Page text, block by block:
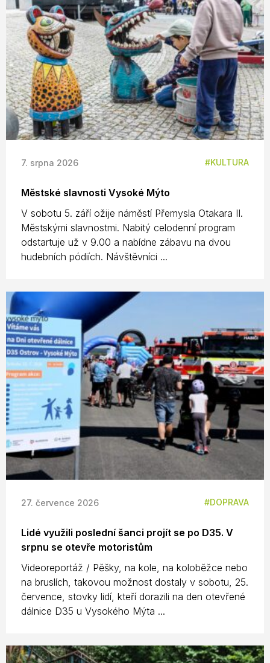
7. srpna 2026 KULTURA
Městské slavnosti Vysoké Mýto
V sobotu 5. září ožije náměstí Přemysla Otakara II.
Městskými slavnostmi. Nabitý celodenní program
odstartuje už v 9.00 a nabídne zábavu na dvou
hudebních pódiích. Návštěvníci ...
27. července 2026 DOPRAVA
Lidé využili poslední šanci projít se po D35. V
srpnu se otevře motoristům
Videoreportáž / Pěšky, na kole, na koloběžce nebo
na bruslích, takovou možnost dostaly v sobotu, 25.
července, stovky lidí, kteří dorazili na den otevřené
dálnice D35 u Vysokého Mýta ...